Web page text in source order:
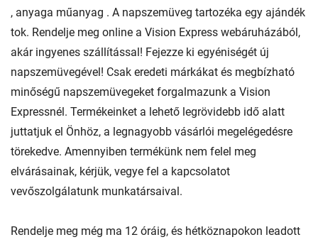
, anyaga műanyag . A napszemüveg tartozéka egy ajándék
tok. Rendelje meg online a Vision Express webáruházából,
akár ingyenes szállítással! Fejezze ki egyéniségét új
napszemüvegével! Csak eredeti márkákat és megbízható
minőségű napszemüvegeket forgalmazunk a Vision
Expressnél. Termékeinket a lehető legrövidebb idő alatt
juttatjuk el Önhöz, a legnagyobb vásárlói megelégedésre
törekedve. Amennyiben termékünk nem felel meg
elvárásainak, kérjük, vegye fel a kapcsolatot
vevőszolgálatunk munkatársaival.
Rendelje meg még ma 12 óráig, és hétköznapokon leadott